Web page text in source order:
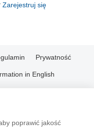
poprawić jakość
Zarejestruj się
Prywatność
in English